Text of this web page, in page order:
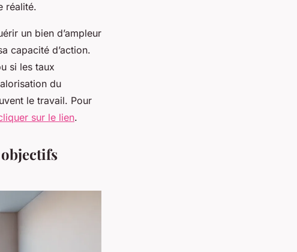
réalité.
un bien d’ampleur
capacité d’action.
si les taux
du
le travail. Pour
sur le lien.